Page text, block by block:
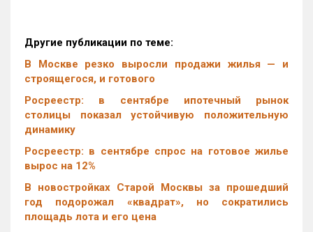
Другие публикации по теме:
В Москве резко выросли продажи жилья — и
строящегося, и готового
Росреестр: в сентябре ипотечный рынок
столицы показал устойчивую положительную
динамику
Росреестр: в сентябре спрос на готовое жилье
вырос на 12%
В новостройках Старой Москвы за прошедший
год подорожал «квадрат», но сократились
площадь лота и его цена